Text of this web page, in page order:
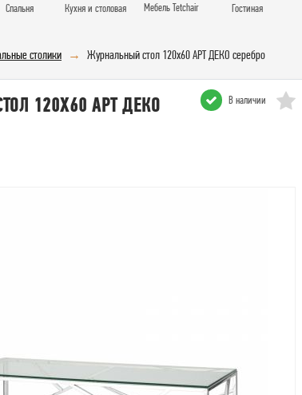
Спальня Кухня и столовая Мебель Tetchair Гостиная
столики Журнальный стол 120х60 АРТ ДЕКО серебро
В наличии
120Х60 АРТ ДЕКО